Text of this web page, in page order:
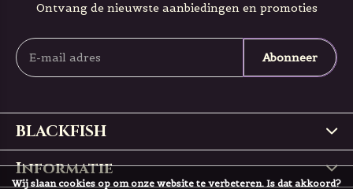
Ontvang de nieuwste aanbiedingen en promoties
Abonneer
BLACKFISH
Informatie
Wij slaan cookies op om onze website te verbeteren. Is dat akkoord?